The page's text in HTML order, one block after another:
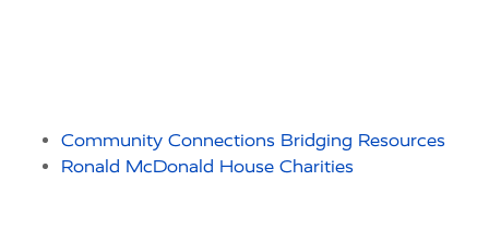
Community Connections Bridging Resources
Ronald McDonald House Charities